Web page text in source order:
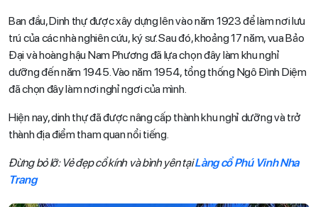
Ban đầu, Dinh thự được xây dựng lên vào năm 1923 để làm nơi lưu
trú của các nhà nghiên cứu, ký sư. Sau đó, khoảng 17 năm, vua Bảo
Đại và hoàng hậu Nam Phương đã lựa chọn đây làm khu nghỉ
dưỡng đến năm 1945. Vào năm 1954, tổng thống Ngô Đình Diệm
đã chọn đây làm nơi nghỉ ngơi của mình.
Hiện nay, dinh thự đã được nâng cấp thành khu nghỉ dưỡng và trở
thành địa điểm tham quan nổi tiếng.
Đừng bỏ lỡ: Vẻ đẹp cổ kính và bình yên tạiLàng cổ Phú Vinh Nha
Trang